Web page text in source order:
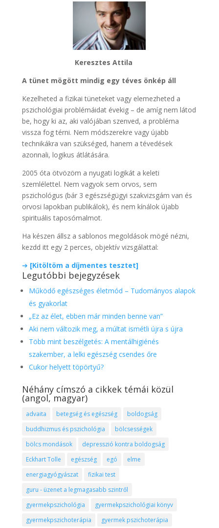
Keresztes Attila
A tünet mögött mindig egy téves önkép áll
Kezelheted a fizikai tüneteket vagy elemezheted a
pszichológiai problémáidat évekig – de amíg nem látod
be, hogy ki az, aki valójában szenved, a probléma
vissza fog térni. Nem módszerekre vagy újabb
technikákra van szükséged, hanem a tévedések
azonnali, logikus átlátására.
2005 óta ötvözöm a nyugati logikát a keleti
szemlélettel. Nem vagyok sem orvos, sem
pszichológus (bár 3 egészségügyi szakvizsgám van és
orvosi lapokban publikálok), és nem kínálok újabb
spirituális taposómalmot.
Ha készen állsz a sablonos megoldások mögé nézni,
kezdd itt egy 2 perces, objektív vizsgálattal:
➔ [Kitöltöm a díjmentes tesztet]
Legutóbbi bejegyzések
Működő egészséges életmód – Tudományos alapok
és gyakorlat
„Ez az élet, ebben már minden benne van”
Aki nem változik meg, a múltat ismétli újra s újra
Több mint beszélgetés: A mentálhigiénés
szakember, a lelki egészség csendes őre
Cukor helyett töpörtyű?
Néhány címszó a cikkek témái közül
(angol, magyar)
advaita betegség és egészség
boldogság
buddhizmus és pszichológia
bölcsességek
bölcs mondások
depresszió kontra boldogság
Eckhart Tolle
egészség egó
elme
energiagyógyászat
fizikai test
guru - üzenet a legmagasabb szintről
gyermekpszichológia
gyermekpszichológiai könyv
gyermekpszichoterápia
gyermek pszichoterápia